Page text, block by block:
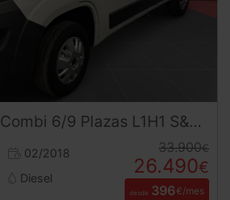
Combi 6/9 Plazas L1H1 S&S 130 CV
02/2018
Diesel
33.900€
26.490€
desde 396€/mes